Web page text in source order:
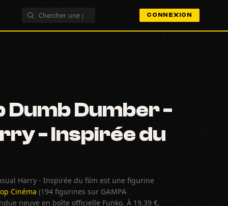
CONNEXION
Dumb Dumber -
- Inspirée du
Harry - Inspirée du film est une figurine
Cinéma (194 figurines sur GAMPA
neuve en boîte officielle Funko. À 19,39 €,